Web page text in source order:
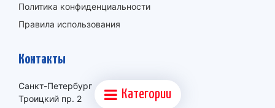
Категории
Политика конфиденциальности
Правила использования
Контакты
Санкт-Петербург
Троицкий пр. 2